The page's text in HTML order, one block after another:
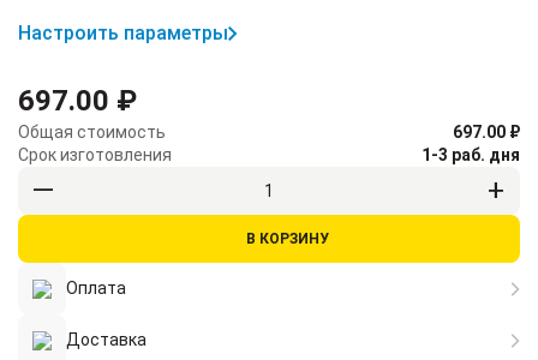
Настроить параметры
697.00 ₽
Общая стоимость
697.00 ₽
Срок изготовления
1-3 раб. дня
В КОРЗИНУ
Оплата
Доставка